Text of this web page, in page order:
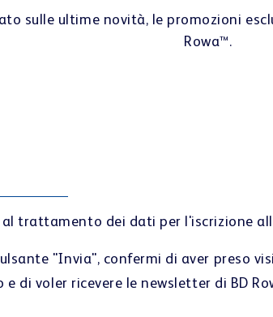
sulle ultime novità, le promozioni
Rowa™.
al trattamento dei dati per l'iscrizione
"Invia", confermi di aver preso
e di voler ricevere le newsletter di BD